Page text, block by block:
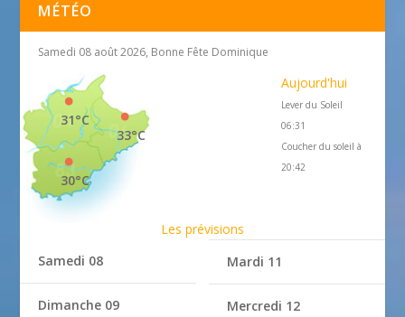
MÉTÉO
Samedi 08 août 2026, Bonne Fête Dominique
33°C
31°C
30°C
Aujourd'hui
Lever du Soleil
06:31
Coucher du soleil à
20:42
Les prévisions
Samedi 08
Dimanche 09
Mardi 11
Mercredi 12